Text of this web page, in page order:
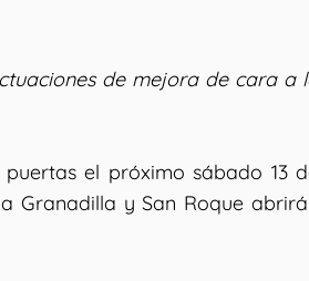
de mejora de cara a
el próximo sábado 13
Granadilla y San Roque